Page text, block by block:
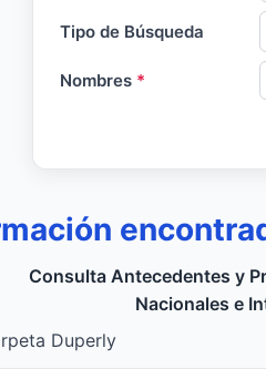
Tipo de Búsqueda
Nombres *
Consulta Antecedentes y
Nacionales e
Duperly